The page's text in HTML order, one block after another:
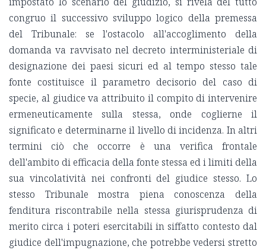
congruo il successivo sviluppo logico della premessa
del Tribunale: se l'ostacolo all'accoglimento della
domanda va ravvisato nel decreto interministeriale di
designazione dei paesi sicuri ed al tempo stesso tale
fonte costituisce il parametro decisorio del caso di
specie, al giudice va attribuito il compito di intervenire
ermeneuticamente sulla stessa, onde coglierne il
significato e determinarne il livello di incidenza. In altri
termini ciò che occorre è una verifica frontale
dell'ambito di efficacia della fonte stessa ed i limiti della
sua vincolatività nei confronti del giudice stesso. Lo
stesso Tribunale mostra piena conoscenza della
fenditura riscontrabile nella stessa giurisprudenza di
merito circa i poteri esercitabili in siffatto contesto dal
giudice dell'impugnazione, che potrebbe vedersi stretto